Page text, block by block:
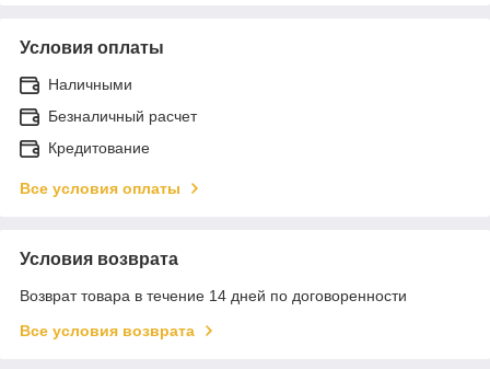
Условия оплаты
Наличными
Безналичный расчет
Кредитование
Все условия оплаты
Условия возврата
Возврат товара в течение 14 дней по договоренности
Все условия возврата